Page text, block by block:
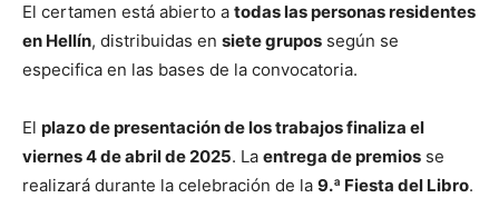
El certamen está abierto a todas las personas residentes
en Hellín, distribuidas en siete grupos según se
especifica en las bases de la convocatoria.
El plazo de presentación de los trabajos finaliza el
viernes 4 de abril de 2025. La entrega de premios se
realizará durante la celebración de la 9.ª Fiesta del Libro.